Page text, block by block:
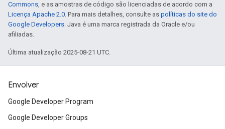
Commons, e as amostras de código são licenciadas de acordo com a
Licença Apache 2.0. Para mais detalhes, consulte as políticas do site do
Google Developers. Java é uma marca registrada da Oracle e/ou
afiliadas.
Última atualização 2025-08-21 UTC.
Envolver
Google Developer Program
Google Developer Groups